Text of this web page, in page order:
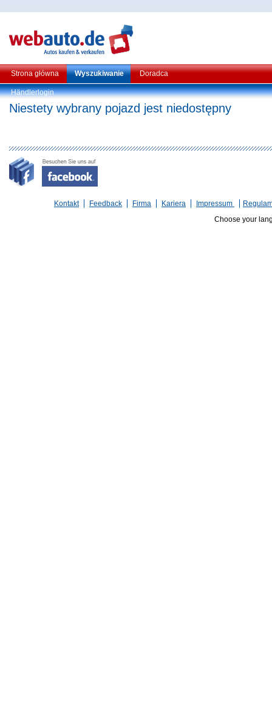
Strona główna Wyszukiwanie Doradca
Händlerlogin
Niestety wybrany pojazd jest niedostępny
Kontakt Feedback Firma Kariera Impressum
Choose your